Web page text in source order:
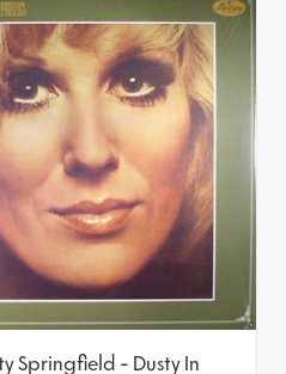
Springfield - Dusty In